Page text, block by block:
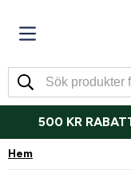
500 KR
Hem